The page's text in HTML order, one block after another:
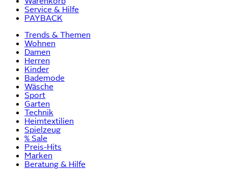
Service & Hilfe
PAYBACK
Trends & Themen
Wohnen
Damen
Herren
Kinder
Bademode
Wäsche
Sport
Garten
Technik
Heimtextilien
Spielzeug
% Sale
Preis-Hits
Marken
Beratung & Hilfe